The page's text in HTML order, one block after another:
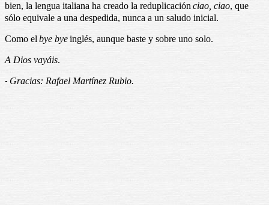
bien, la lengua italiana ha creado la reduplicación ciao, ciao, que
sólo equivale a una despedida, nunca a un saludo inicial.
Como el bye byeinglés, aunque baste y sobre uno solo.
A Dios vayáis.
- Gracias: Rafael Martínez Rubio.